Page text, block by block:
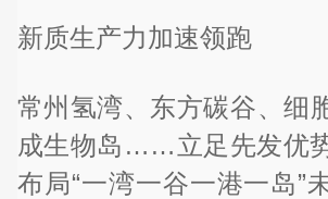
新质生产力加速领跑
常州氢湾、东方碳谷、细
成生物岛……立足先发优
布局“一湾一谷一港一岛”